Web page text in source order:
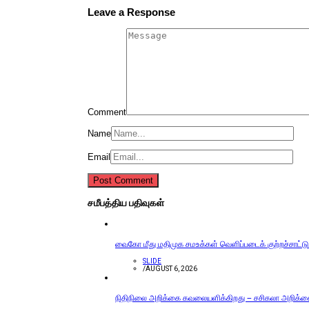
Leave a Response
Comment
Name
Email
சமீபத்திய பதிவுகள்
வைகோ மீது மதிமுக சமஉக்கள் வெளிப்படைக் குற்றச்சாட்டு
SLIDE
/AUGUST 6, 2026
நிதிநிலை அறிக்கை கவலையளிக்கிறது – சசிகலா